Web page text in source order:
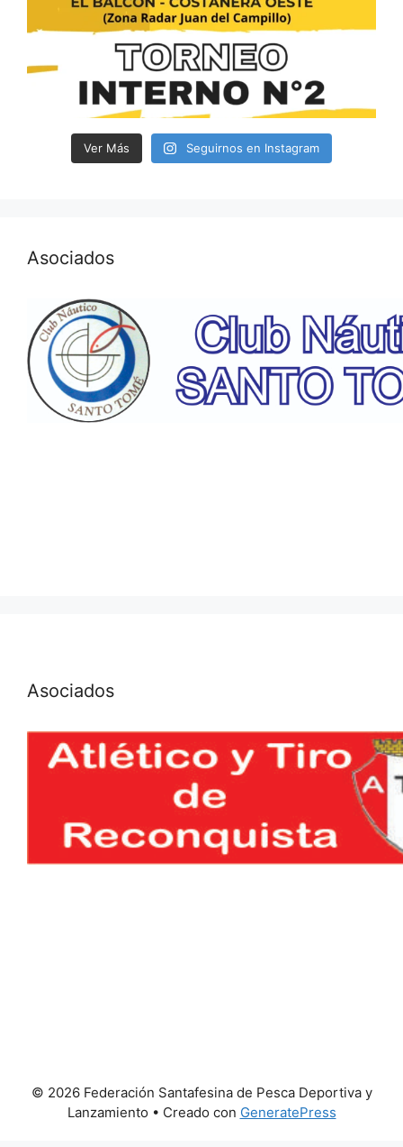
Ver Más Seguirnos en Instagram
Asociados
Asociados
© 2026 Federación Santafesina de Pesca Deportiva y
Lanzamiento • Creado con GeneratePress